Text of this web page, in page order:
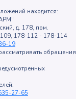
находится:
д. 178, пом.
178-112 - 178-114
19
обращения
27-65